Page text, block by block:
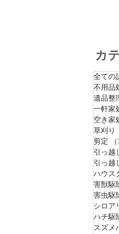
カ
全ての
不用品
遺品整
一軒家
空き家
草刈り
剪定
引っ越
引っ越
ハウス
害獣駆
害虫駆
シロア
ハチ駆
スズメ